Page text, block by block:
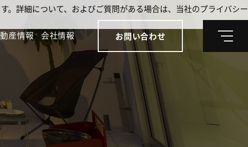
産情報 会社情報 お問い合わせ
メ
。詳細について、およびご質問がある場合は、当社のプライバシー